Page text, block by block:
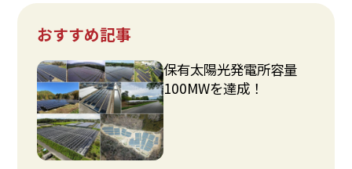
おすすめ記事
保有太陽光発電所容量
100MWを達成！